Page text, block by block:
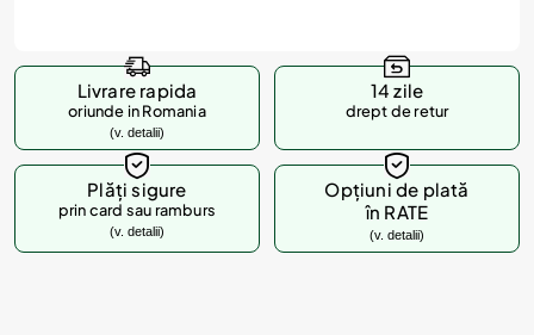
r
d
Livrare rapida
oriunde in Romania
(v. detalii)
14 zile
drept de retur
Plăți sigure
prin card sau ramburs
(v. detalii)
Opțiuni de plată
în RATE
(v. detalii)